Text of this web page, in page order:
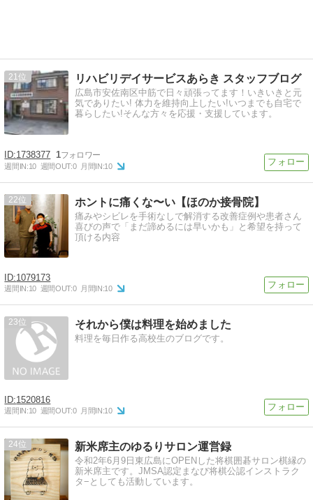
21 リハビリデイサービスあらき スタッフブログ
広島市安佐南区中筋で日々頑張ってます！いきいきと元
気でありたい! 体力を維持向上したい!いつまでも自宅で
暮らしたい!そんな方々を応援・支援しています。
1738377 1
週間IN:10 週間OUT:0 月間IN:10
22 ホントに痛くな〜い【ほのか接骨院】
痛みやシビレを手術なしで解消する改善症例や患者さん
喜びの声で「まだ諦めるには早いかも」と希望を持って
頂ける内容
1079173
週間IN:10 週間OUT:0 月間IN:10
23 それから僕は料理を始めました
料理を毎日作る高校生のブログです。
1520816
週間IN:10 週間OUT:0 月間IN:10
24 新米席主のゆるりサロン運営録
令和2年6月9日東広島にOPENした将棋囲碁サロン棋縁の
新米席主です。JMSA認定まなび将棋公認インストラク
タ−としても活動しています。